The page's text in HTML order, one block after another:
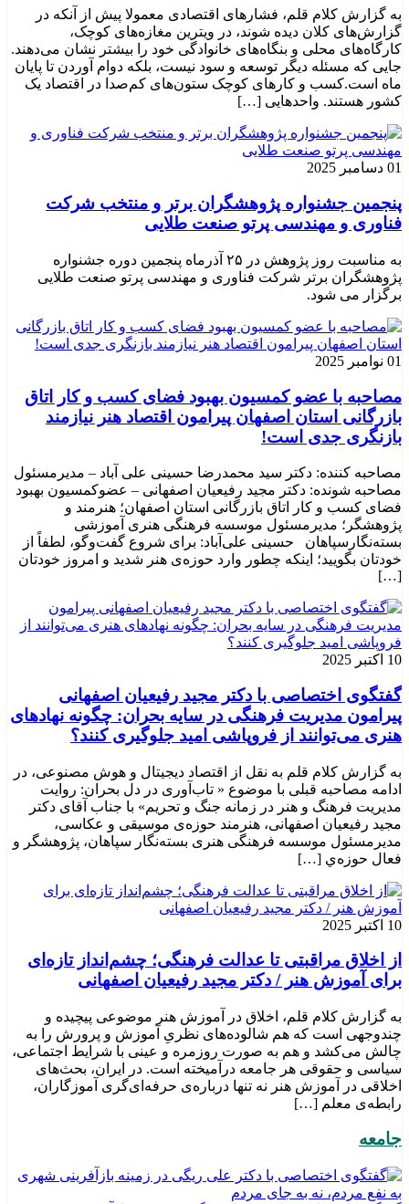
به گزارش کلام قلم، فشارهای اقتصادی معمولا پیش از آنکه در
گزارش‌های کلان دیده شوند، در ویترین مغازه‌های کوچک،
کارگاه‌های محلی و بنگاه‌های خانوادگی خود را بیشتر نشان می‌دهند.
جایی که مسئله دیگر توسعه و سود نیست، بلکه دوام آوردن تا پایان
ماه است.کسب‌ و کارهای کوچک ستون‌های کم‌صدا در اقتصاد یک
کشور هستند. واحدهایی […]
01 دسامبر 2025
پنجمین جشنواره پژوهشگران برتر و منتخب شرکت
فناوری و مهندسی پرتو صنعت طلایی
به مناسبت روز پژوهش در ۲۵ آذرماه پنجمین دوره جشنواره
پژوهشگران برتر شرکت فناوری و مهندسی پرتو صنعت طلایی
برگزار می شود.
01 نوامبر 2025
مصاحبه با عضو کمسیون بهبود فضای کسب و کار اتاق
بازرگانی استان اصفهان پیرامون اقتصاد هنر نیازمند
بازنگری جدی است!
مصاحبه کننده: دکتر سید محمدرضا حسینی علی آباد – مدیرمسئول
مصاحبه شونده: دکتر مجید رفیعیان اصفهانی – عضوکمسیون بهبود
فضای کسب و کار اتاق بازرگانی استان اصفهان؛ هنرمند و
پژوهشگر؛ ‌مدیرمسئول موسسه فرهنگی هنری آموزشی
بسته‌نگارسپاهان حسینی علی‌آباد: برای شروع گفت‌وگو، لطفاً از
خودتان بگویید؛ اینکه چطور وارد حوزه‌ی هنر شدید و امروز خودتان
[…]
10 اکتبر 2025
گفتگوی اختصاصی با دکتر مجید رفیعیان اصفهانی
پیرامون مدیریت فرهنگی در سایه بحران: چگونه نهادهای
هنری می‌توانند از فروپاشی امید جلوگیری کنند؟
به گزارش کلام قلم به نقل از اقتصاد دیجیتال و هوش مصنوعی، در
ادامه مصاحبه قبلی با موضوع « تاب‌آوری در دل بحران: روایت
مدیریت فرهنگ و هنر در زمانه جنگ و تحریم» با جناب آقای دکتر
مجید رفیعیان اصفهانی، هنرمند حوزه‌ی موسیقی و عکاسی،
مدیرمسئول موسسه فرهنگی هنری بسته‌نگار سپاهان، پژوهشگر و
فعال حوزه‌ي‌ […]
10 اکتبر 2025
از اخلاق مراقبتی تا عدالت فرهنگی؛ چشم‌انداز تازه‌ای
برای آموزش هنر / دکتر مجید رفیعیان اصفهانی
به گزارش کلام قلم، اخلاق در آموزش هنر موضوعی پیچیده و
چندوجهی است که هم شالوده‌های نظریِ آموزش و پرورش را به
چالش می‌کشد و هم به صورت روزمره و عینی با شرایط اجتماعی،
سیاسی و حقوقی هر جامعه درآمیخته است‌. در ایران، بحث‌های
اخلاقی در آموزش هنر نه تنها درباره‌ی حرفه‌ای‌گری آموزگاران،
رابطه‌ی معلم […]
جامعه